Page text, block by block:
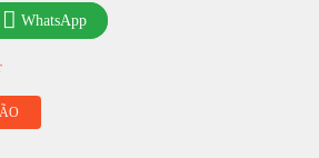
WhatsApp